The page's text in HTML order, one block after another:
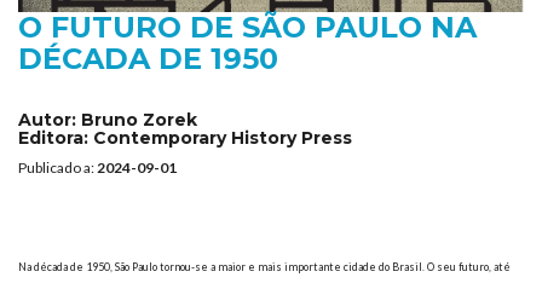
O FUTURO DE SÃO PAULO NA
DÉCADA DE 1950
Autor: Bruno Zorek
Editora: Contemporary History Press
Publicado a: 2024-09-01
Na década de 1950, São Paulo tornou-se a maior e mais importante cidade do Brasil. O seu futuro, até